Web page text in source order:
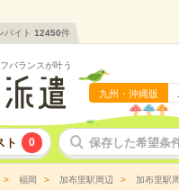
バイト 12450件
バランスが叶う
九州・沖縄版
ト 0 保存した希望条
福岡 加布里駅周辺 加布里駅